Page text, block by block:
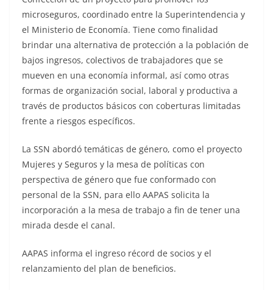
microseguros, coordinado entre la Superintendencia y
el Ministerio de Economía. Tiene como finalidad
brindar una alternativa de protección a la población de
bajos ingresos, colectivos de trabajadores que se
mueven en una economía informal, así como otras
formas de organización social, laboral y productiva a
través de productos básicos con coberturas limitadas
frente a riesgos específicos.
La SSN abordó temáticas de género, como el proyecto
Mujeres y Seguros y la mesa de políticas con
perspectiva de género que fue conformado con
personal de la SSN, para ello AAPAS solicita la
incorporación a la mesa de trabajo a fin de tener una
mirada desde el canal.
AAPAS informa el ingreso récord de socios y el
relanzamiento del plan de beneficios.